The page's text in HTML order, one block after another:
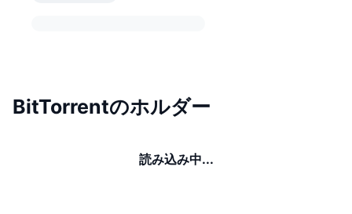
BitTorrentのホルダー
読み込み中...